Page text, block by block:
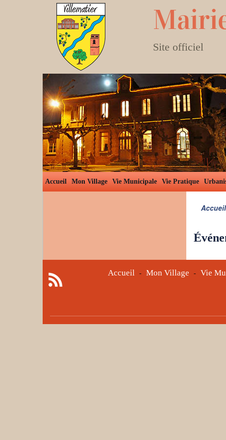
Site officiel
Accueil Mon Village Vie Municipale Vie Pratique
Accueil
Accueil - Mon Village - Vie